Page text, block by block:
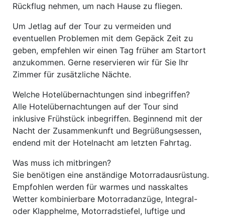
Rückflug nehmen, um nach Hause zu fliegen.
Um Jetlag auf der Tour zu vermeiden und
eventuellen Problemen mit dem Gepäck Zeit zu
geben, empfehlen wir einen Tag früher am Startort
anzukommen. Gerne reservieren wir für Sie Ihr
Zimmer für zusätzliche Nächte.
Welche Hotelübernachtungen sind inbegriffen?
Alle Hotelübernachtungen auf der Tour sind
inklusive Frühstück inbegriffen. Beginnend mit der
Nacht der Zusammenkunft und Begrüßungsessen,
endend mit der Hotelnacht am letzten Fahrtag.
Was muss ich mitbringen?
Sie benötigen eine anständige Motorradausrüstung.
Empfohlen werden für warmes und nasskaltes
Wetter kombinierbare Motorradanzüge, Integral-
oder Klapphelme, Motorradstiefel, luftige und